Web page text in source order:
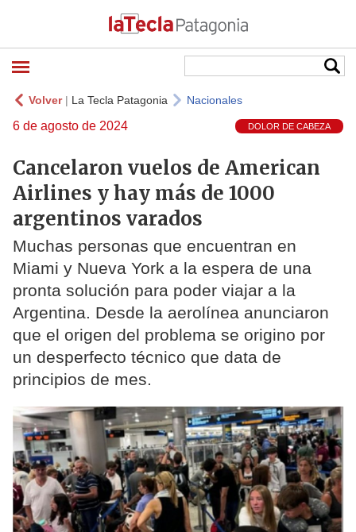
Volver| La Tecla Patagonia Nacionales
6 de agosto de 2024 DOLOR DE CABEZA
Cancelaron vuelos de American
Airlines y hay más de 1000
argentinos varados
Muchas personas que encuentran en
Miami y Nueva York a la espera de una
pronta solución para poder viajar a la
Argentina. Desde la aerolínea anunciaron
que el origen del problema se origino por
un desperfecto técnico que data de
principios de mes.